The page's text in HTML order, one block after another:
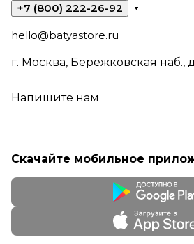
+7 (800) 222-26-92
hello@batyastore.ru
г. Москва, Бережковская наб.,
Напишите нам
Скачайте мобильное